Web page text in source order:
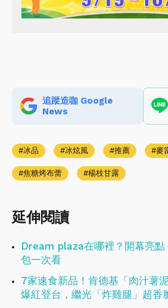
追蹤造咖 Google
News
冰品 冰炫風 推薦 麥
焦糖烤布蕾 楊枝甘露
延伸閱讀
Dream plaza在哪裡？開幕亮點
包一次看
7家速食新品！肯德基「肉汁薯
爆紅登台，繼光「炸雞腿」超香